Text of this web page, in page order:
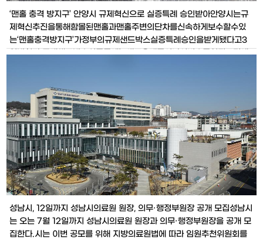
‘맨홀 충격 방지구’ 안양시 규제혁신으로 실증특례 승인받아안양시는규
제혁신추진을통해함몰된맨홀과맨홀주변의단차를신속하게보수할수있
는‘맨홀충격방지구’가정부의규제샌드박스실증특례승인을받게됐다고3
일밝혔다.규제샌드박스실증특례는새로운제품이나서비스를일정조건에
적인충격에의해도로포장면과높이차이가발생하기때문에설치이후에도
주기적인보수가필요하다.
성남시, 12일까지 성남시의료원 원장, 의무·행정부원장 공개 모집성남시
는 오는 7월 12일까지 성남시의료원 원장과 의무·행정부원장을 공개 모
집한다.시는 이번 공모를 위해 지방의료원법에 따라 임원추천위원회를